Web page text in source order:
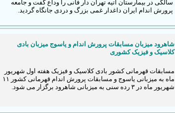
سالگی در بیمارستان آتیه تهران دار فانی را وداع گفت و جامعه
پرورش اندام ایران داغدار غمی بزرگ و دردی جانگاه گردید.
شاهرود میزبان مسابقات پرورش اندام و یاسوج میزبان بادی
کلاسیک و فیزیک کشوری
مسابقات قهرمانی کشور بادی کلاسیک و فیزیک هفته اول شهریور
ماه به میزبانی یاسوج و مسابقات پرورش اندام قهرمانی کشور ۱۱
شهریور ماه در ۳ رده سنی به میزبانی شاهرود برگزار می شود.